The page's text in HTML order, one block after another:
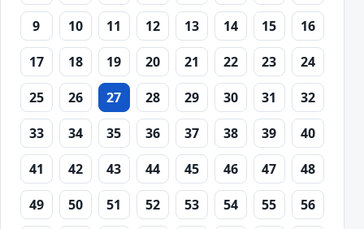
9
10 11 12 13 14 15
16
17
18 19 20 21 22 23
24
25
26 27 28 29 30 31
32
33
34 35 36 37 38 39
40
41
42 43 44 45 46 47
48
49
50 51 52 53 54 55
56